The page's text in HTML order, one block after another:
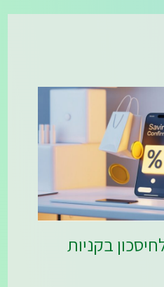
בקניות